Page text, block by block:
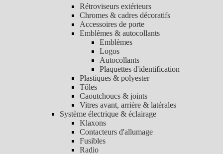
Rétroviseurs extérieurs
Chromes & cadres décoratifs
Accessoires de porte
Emblèmes & autocollants
Emblèmes
Logos
Autocollants
Plaquettes d'identification
Plastiques & polyester
Tôles
Caoutchoucs & joints
Vitres avant, arrière & latérales
Système électrique & éclairage
Klaxons
Contacteurs d'allumage
Fusibles
Radio